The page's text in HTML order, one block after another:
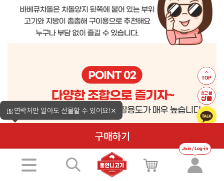
Join / Log-in
🎀 연락처만 알아도 선물할 수 있어요!✕
구매하기